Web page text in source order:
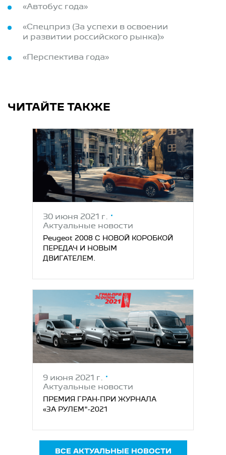
«Автобус года»
«Спецприз (За успехи в освоении
и развитии российского рынка)»
«Перспектива года»
ЧИТАЙТЕ ТАКЖЕ
30 июня 2021 г.
Актуальные новости
Peugeot 2008 С НОВОЙ КОРОБКОЙ
ПЕРЕДАЧ И НОВЫМ
ДВИГАТЕЛЕМ.
9 июня 2021 г.
Актуальные новости
ПРЕМИЯ ГРАН-ПРИ ЖУРНАЛА
«ЗА РУЛЕМ"-2021
ВСЕ АКТУАЛЬНЫЕ НОВОСТИ